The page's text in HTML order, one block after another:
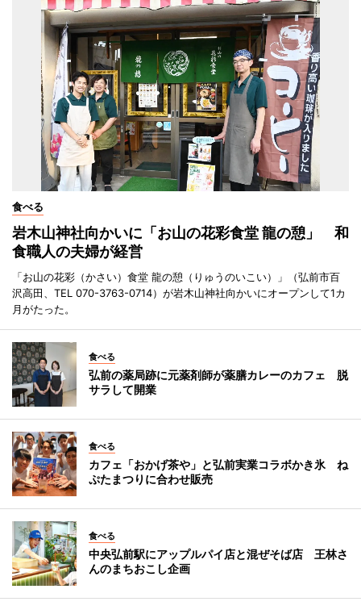
食べる
岩木山神社向かいに「お山の花彩食堂 龍の憩」 和
食職人の夫婦が経営
「お山の花彩（かさい）食堂 龍の憩（りゅうのいこい）」（弘前市百
沢高田、TEL 070-3763-0714）が岩木山神社向かいにオープンして1カ
月がたった。
食べる
弘前の薬局跡に元薬剤師が薬膳カレーのカフェ 脱
サラして開業
食べる
カフェ「おかげ茶や」と弘前実業コラボかき氷 ね
ぷたまつりに合わせ販売
食べる
中央弘前駅にアップルパイ店と混ぜそば店 王林さ
んのまちおこし企画